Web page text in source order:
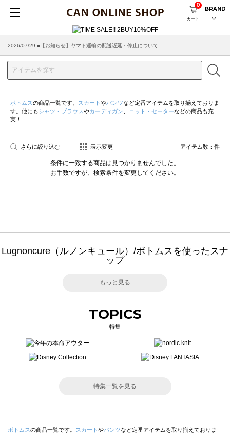
カート
0
BRAND
2026/07/29 ■【お知らせ】ヤマト運輸の配送遅延・停止について
2026/03/18 ■店舗受け取りサービスのご案内
ボトムスの商品一覧です。 スカート やパンツなど定番アイテムを取り揃えておりま
す。他にもシャツ・ブラウスやカーディガン ニット・セーターなどの商品も充
実！
さらに絞り込む 表示変更 アイテム数： 件
条件に一致する商品は見つかりませんでした。
お手数ですが、検索条件を変更してください。
Lugnoncure（ルノンキュール）/ボトムスを使ったスナ
ップ
もっと見る
TOPICS
特集
特集一覧を見る
ボトムスの商品一覧です。 スカート やパンツなど定番アイテムを取り揃えておりま